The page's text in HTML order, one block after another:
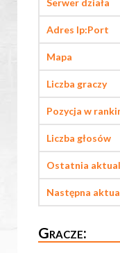
Serwer działa
Adres Ip:Port
Mapa
Liczba graczy
Pozycja w
Liczba głosów
Ostatnia
Następna
Gracze: